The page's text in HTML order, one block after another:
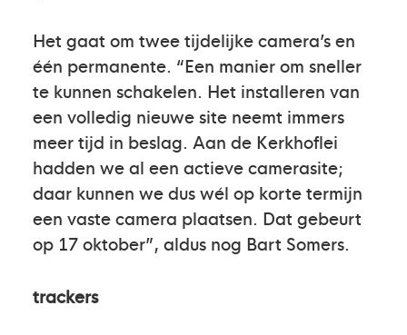
Het gaat om twee tijdelijke camera’s en
één permanente. “Een manier om sneller
te kunnen schakelen. Het installeren van
een volledig nieuwe site neemt immers
meer tijd in beslag. Aan de Kerkhoflei
hadden we al een actieve camerasite;
daar kunnen we dus wél op korte termijn
een vaste camera plaatsen. Dat gebeurt
op 17 oktober”, aldus nog Bart Somers.
trackers